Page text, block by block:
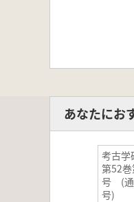
あなたにお
考古
第52巻
号 (通
号)